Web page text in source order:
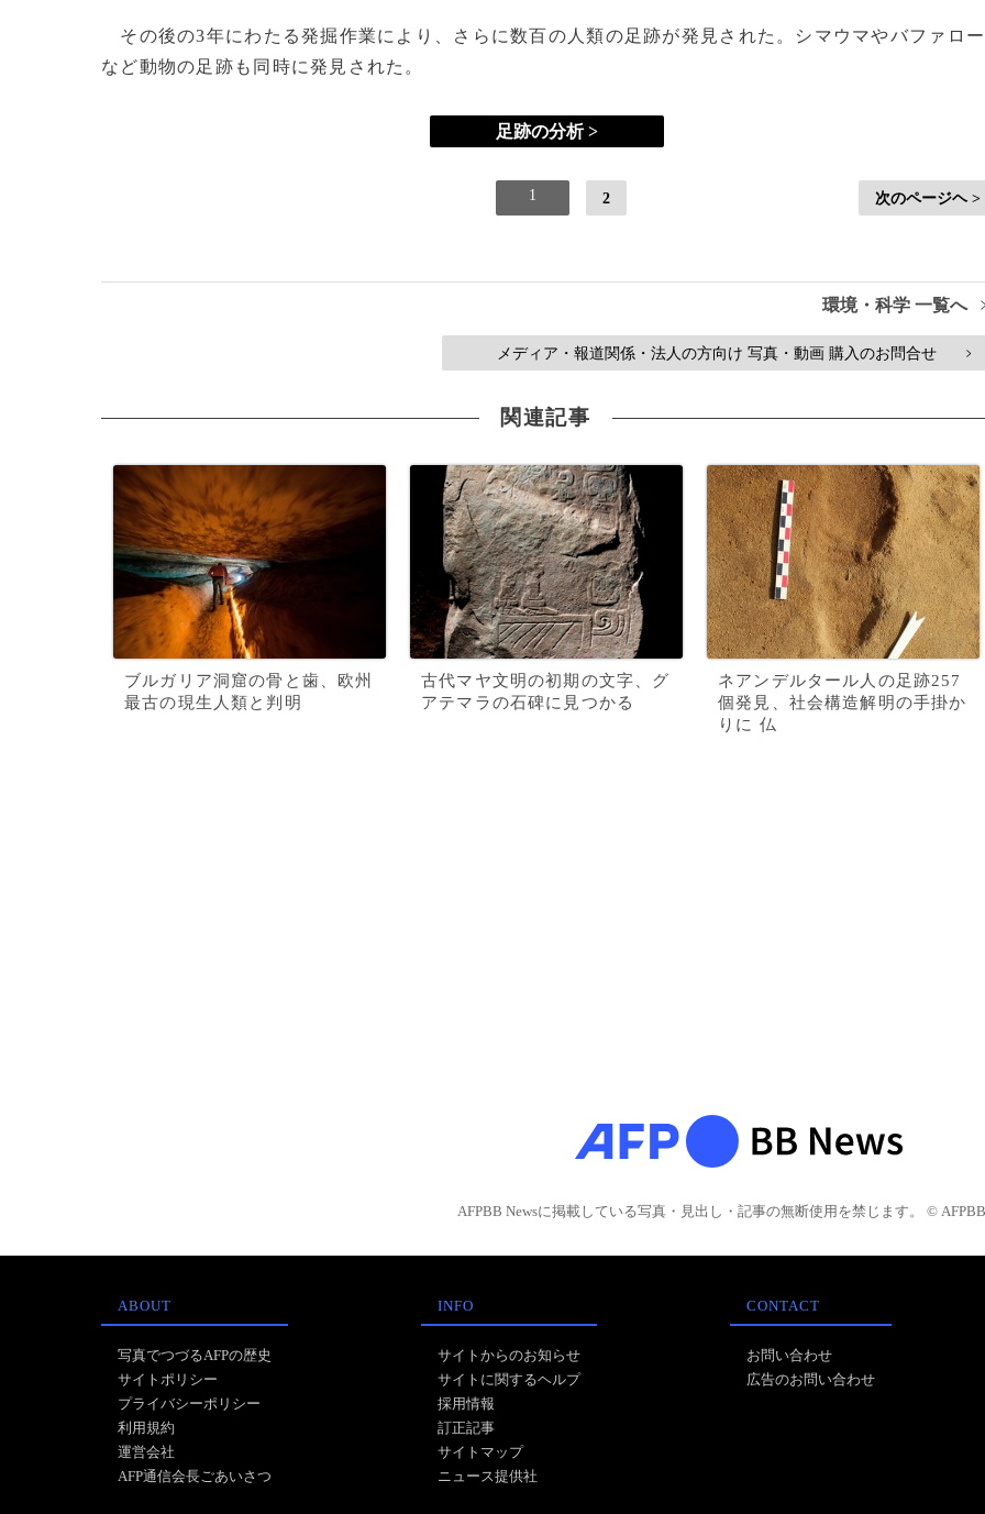
その後の3年にわたる発掘作業により、さらに数百の人類の足跡が発見された。シマウマやバファロー
など動物の足跡も同時に発見された。
足跡の分析 >
1 2 次のページヘ >
環境・科学 一覧へ
メディア・報道関係・法人の方向け 写真・動画 購入のお問合せ >
関連記事
ブルガリア洞窟の骨と歯、欧州
最古の現生人類と判明
古代マヤ文明の初期の文字、グ
アテマラの石碑に見つかる
ネアンデルタール人の足跡257
個発見、社会構造解明の手掛か
りに 仏
AFPBB Newsに掲載している写真・見出し・記事の無断使用を禁じます。 © AFPBB
ABOUT
写真でつづるAFPの歴史
サイトポリシー
プライバシーポリシー
利用規約
運営会社
AFP通信会長ごあいさつ
INFO
サイトからのお知らせ
サイトに関するヘルプ
採用情報
訂正記事
サイトマップ
ニュース提供社
CONTACT
お問い合わせ
広告のお問い合わせ